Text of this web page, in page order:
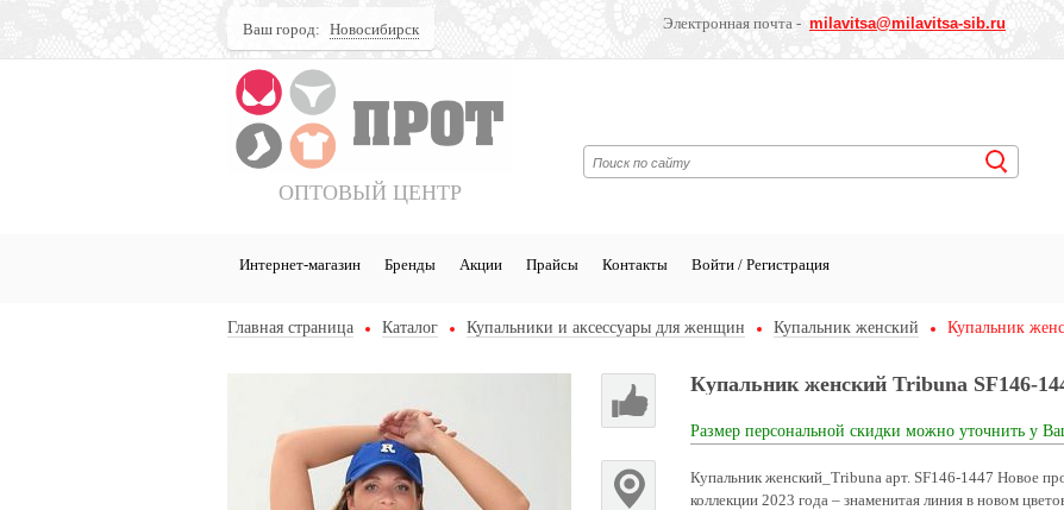
Электронная почта - milavitsa@milavitsa-sib.ru
Ваш город: Новосибирск
ОПТОВЫЙ ЦЕНТР
Интернет-магазин Бренды Акции Прайсы Контакты Войти / Регистрация
Главная страница Каталог Купальники и аксессуары для женщин Купальник женский Купальник
Купальник женский Tribuna SF146-
Размер персональной скидки можно уточнить у
Купальник женский_Tribuna арт. SF146-1447 Новое
коллекции 2023 года – знаменитая линия в новом